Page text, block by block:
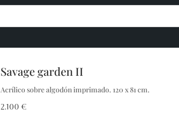
Savage garden II
Acrílico sobre algodón imprimado. 120 x 81 cm.
2.100 €